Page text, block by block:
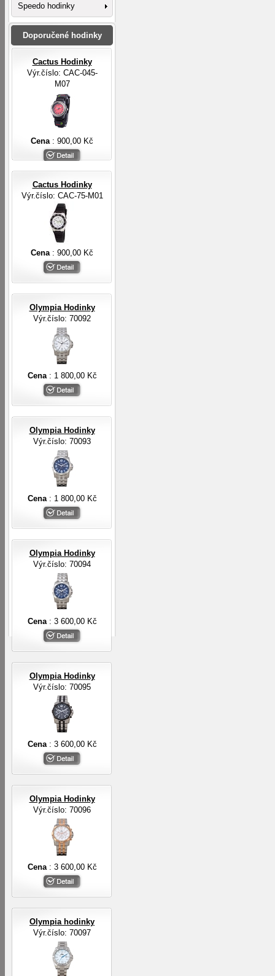
Speedo hodinky
Doporučené hodinky
Cactus Hodinky
Výr.číslo: CAC-045-
M07
Cena : 900,00 Kč
Cactus Hodinky
Výr.číslo: CAC-75-M01
Cena : 900,00 Kč
Olympia Hodinky
Výr.číslo: 70092
Cena : 1 800,00 Kč
Olympia Hodinky
Výr.číslo: 70093
Cena : 1 800,00 Kč
Olympia Hodinky
Výr.číslo: 70094
Cena : 3 600,00 Kč
Olympia Hodinky
Výr.číslo: 70095
Cena : 3 600,00 Kč
Olympia Hodinky
Výr.číslo: 70096
Cena : 3 600,00 Kč
Olympia hodinky
Výr.číslo: 70097